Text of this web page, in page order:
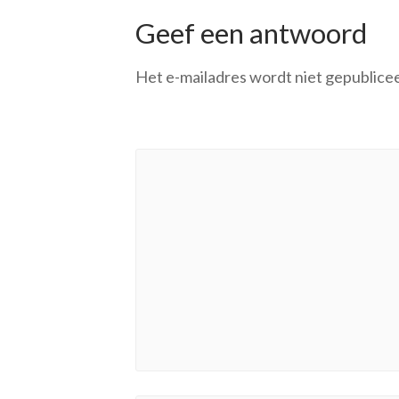
Geef een antwoord
Het e-mailadres wordt niet